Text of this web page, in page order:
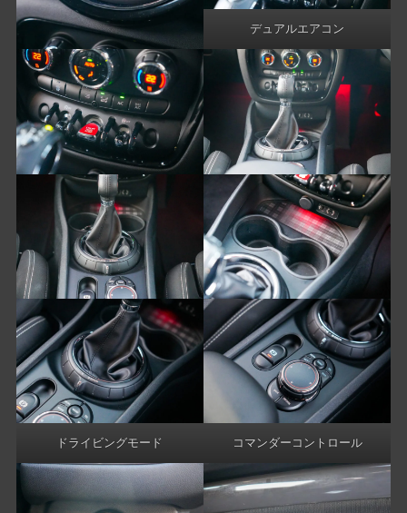
デュアルエアコン
ドライビングモード コマンダーコントロール